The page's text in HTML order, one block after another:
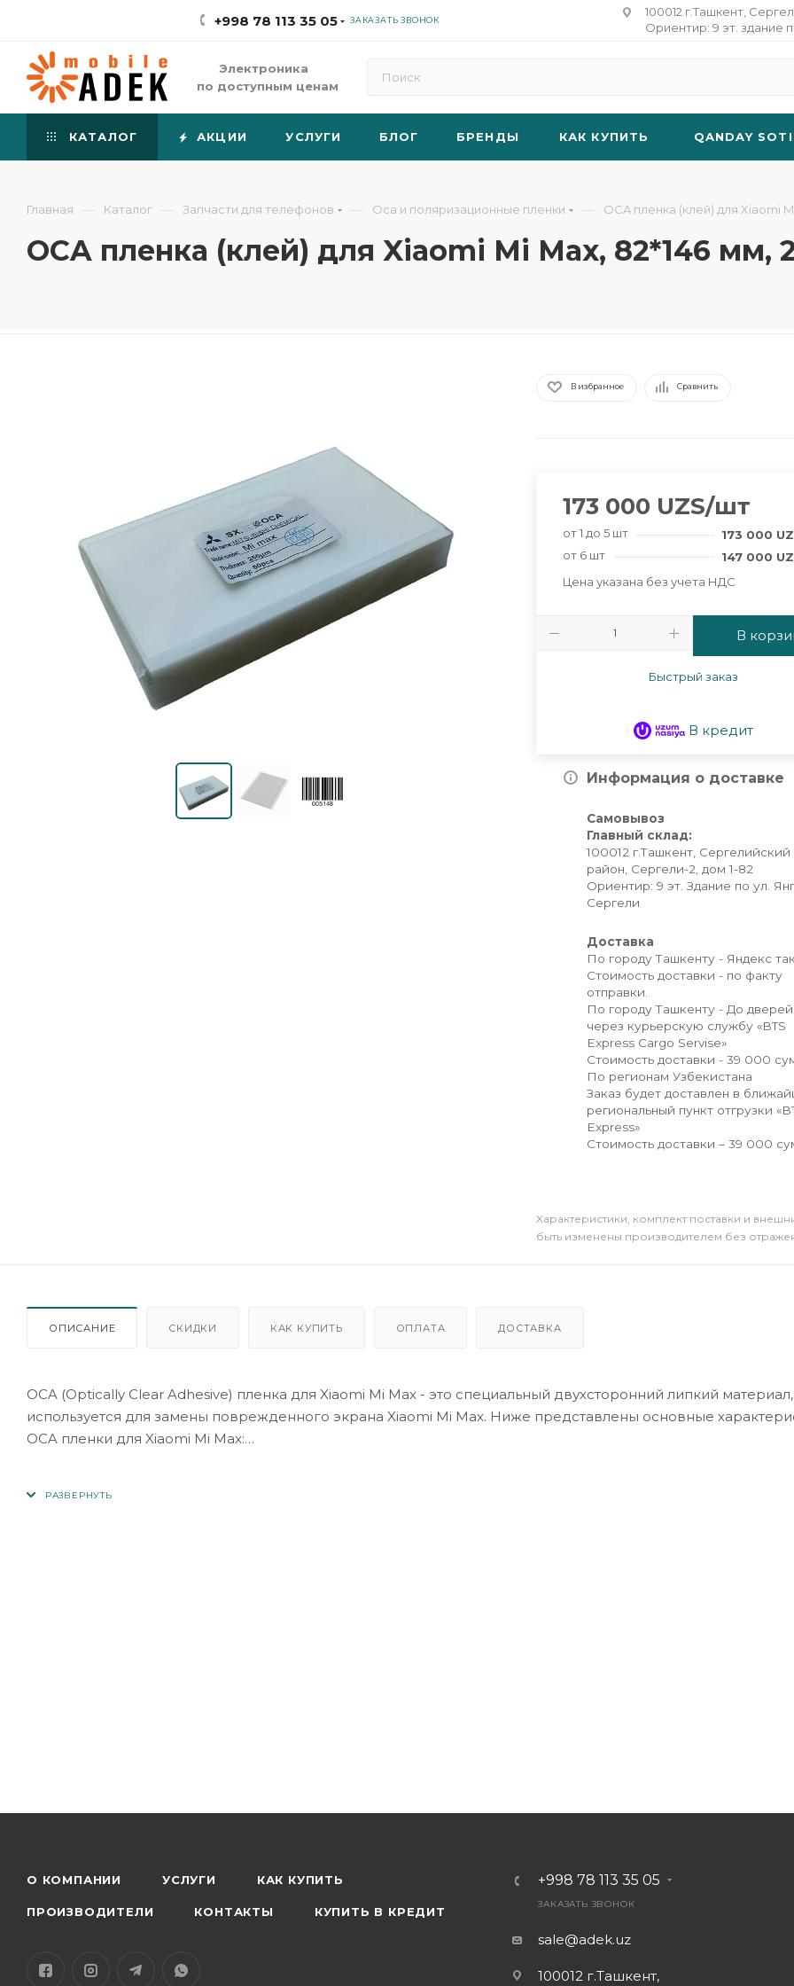
+998 78 113 35 05 ЗАКАЗАТЬ ЗВОНОК
100012 г.Ташкент,
Ориентир: 9 эт. здание
Электроника
по доступным ценам
КАТАЛОГ АКЦИИ УСЛУГИ БЛОГ БРЕНДЫ КАК КУПИТЬ QANDAY
Главная — Каталог — Запчасти для телефонов — Оca и поляризационные пленки — OCA пленка (клей) для Xiaomi
OCA пленка (клей) для Xiaomi Mi Max, 82*146 мм,
В избранное Сравнить
173 000 UZS/шт
от 1 до 5 шт 173 000
от 6 шт
147 000
Цена указана без учета НДС
В
Быстрый заказ
В кредит
Информация о доставке
Самовывоз
Главный склад:
100012 г.Ташкент, Сергелийский
район, Сергели-2, дом 1-82
Ориентир: 9 эт. Здание по ул.
Сергели
Доставка
По городу Ташкенту - Яндекс
Стоимость доставки - по факту
отправки.
По городу Ташкенту - До дверей
через курьерскую службу «BTS
Express Cargo Servise»
Стоимость доставки - 39 000
По регионам Узбекистана
Заказ будет доставлен в
региональный пункт отгрузки
Express»
Стоимость доставки – 39 000
Xарактеристики, комплект поставки и
быть изменены производителем без
ОПИСАНИЕ СКИДКИ КАК КУПИТЬ ОПЛАТА ДОСТАВКА
OCA (Optically Clear Adhesive) пленка для Xiaomi Mi Max - это специальный двухсторонний липкий
используется для замены поврежденного экрана Xiaomi Mi Max. Ниже представлены основные
OCA пленки для Xiaomi Mi Max:
О КОМПАНИИ УСЛУГИ КАК КУПИТЬ
ПРОИЗВОДИТЕЛИ КОНТАКТЫ КУПИТЬ В КРЕДИТ
+998 78 113 35 05
ЗАКАЗАТЬ ЗВОНОК
sale@adek.uz
100012 г.Ташкент,